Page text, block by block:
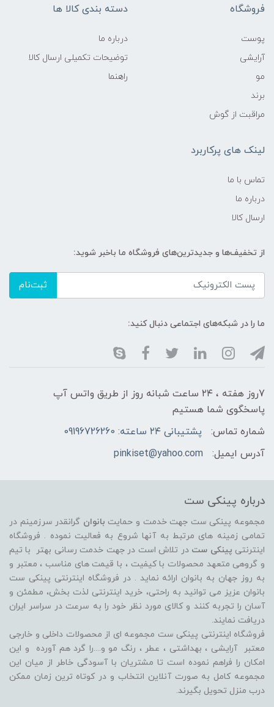
فروشگاه
پوست
آرایشی
مو
برند
مراقبت از گوش
دسته بندی کالا ها
درباره ما
توضیحات تکمیلی ارسال کالا
راهنما
لینک های پرکاربرد
تماس با ما
درباره ما
ارسال کالا
از تخفیف‌ها و جدیدترین‌های فروشگاه ما باخبر شوید:
ثبت‌نام
ما را در شبکه‌های اجتماعی دنبال کنید:
7روز هفته ، ۲۴ ساعت شبانه‌ روز از طریق واتس آپ
پاسخگوی شما هستیم
شماره تماس:
پشتیبانی ۲۴ ساعته: 09196726260
آدرس ایمیل:
pinkiset@yahoo.com
درباره پینکی ست
مجموعه پینکی ست جهت خدمت و حمایت بانوان گرانقدر سرزمینم در
تمامی زمینه های مرتبط به آنها شروع به فعالیت نموده . فروشگاه
اینترنتی پینکی ست در تلاش است در جهت خدمت رسانی بهتر با تیم
و گروهی متعهد محصولات با کیفیت ، با قیمت های مناسب ، معتبر و
به روز جهان به بانوان ارائه نماید . در فروشگاه اینترنتی پینکی ست
بانوان عزیز می توانيد به راحتی، خرید اینترنتی لذت بخش، مطمئن و
آسان را تجربه کنند و کالای مورد نظر خود را به سرعت در سراسر ایران
دریافت نمایند.
فروشگاه اینترنتی پینکی ست مجموعه ای از محصولات داخلی و خارجی
معتبر آرایشی ، بهداشتی ، عطر ، رنگ مو و....را گرد هم آورده و اين
امکان را فراهم نموده است تا مشتريان با آسودگی خاطر از ميان اين
مجموعه کامل به صورت آنلاين انتخاب و در کوتاه ترين زمان ممکن
درب منزل تحویل بگیرند.